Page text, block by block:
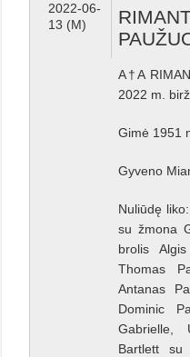
2022-06-
13 (M)
A†A
2022 m.
Gimė 1951
Gyveno
Nuliūdę
su žmona
brolis
Thomas
Antanas
Dominic
Gabrielle,
Bartlett su